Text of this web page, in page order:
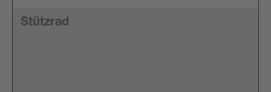
Stützrad